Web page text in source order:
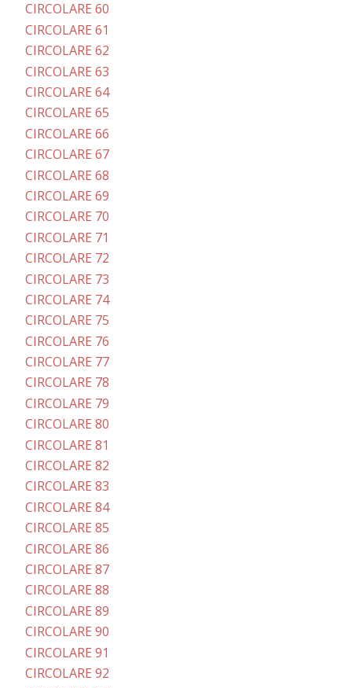
CIRCOLARE 60
CIRCOLARE 61
CIRCOLARE 62
CIRCOLARE 63
CIRCOLARE 64
CIRCOLARE 65
CIRCOLARE 66
CIRCOLARE 67
CIRCOLARE 68
CIRCOLARE 69
CIRCOLARE 70
CIRCOLARE 71
CIRCOLARE 72
CIRCOLARE 73
CIRCOLARE 74
CIRCOLARE 75
CIRCOLARE 76
CIRCOLARE 77
CIRCOLARE 78
CIRCOLARE 79
CIRCOLARE 80
CIRCOLARE 81
CIRCOLARE 82
CIRCOLARE 83
CIRCOLARE 84
CIRCOLARE 85
CIRCOLARE 86
CIRCOLARE 87
CIRCOLARE 88
CIRCOLARE 89
CIRCOLARE 90
CIRCOLARE 91
CIRCOLARE 92